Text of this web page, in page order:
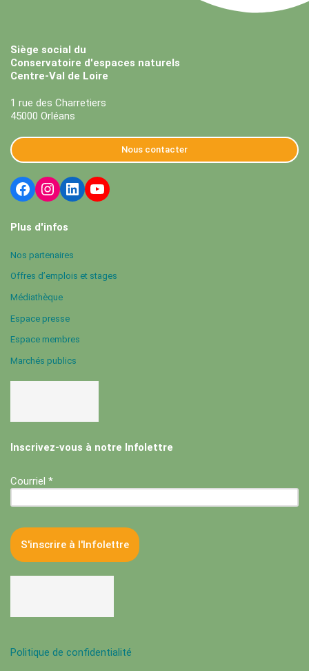
Siège social du
Conservatoire d'espaces naturels
Centre-Val de Loire
1 rue des Charretiers
45000 Orléans
Nous contacter
Plus d'infos
Nos partenaires
Offres d’emplois et stages
Médiathèque
Espace presse
Espace membres
Marchés publics
Inscrivez-vous à notre Infolettre
Courriel *
Politique de confidentialité